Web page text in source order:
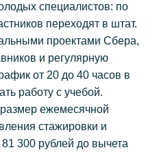
специалистов: по
переходят в штат.
проектами Сбера,
и регулярную
от 20 до 40 часов в
работу с учебой.
ежемесячной
стажировки и
300 рублей до вычета